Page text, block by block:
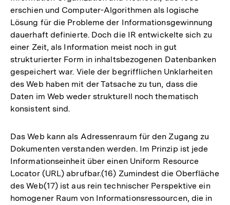
erschien und Computer-Algorithmen als logische
Lösung für die Probleme der Informationsgewinnung
dauerhaft definierte. Doch die IR entwickelte sich zu
einer Zeit, als Information meist noch in gut
strukturierter Form in inhaltsbezogenen Datenbanken
gespeichert war. Viele der begrifflichen Unklarheiten
des Web haben mit der Tatsache zu tun, dass die
Daten im Web weder strukturell noch thematisch
konsistent sind.
Das Web kann als Adressenraum für den Zugang zu
Dokumenten verstanden werden. Im Prinzip ist jede
Informationseinheit über einen Uniform Resource
Locator (URL) abrufbar.(16) Zumindest die Oberfläche
des Web(17) ist aus rein technischer Perspektive ein
homogener Raum von Informationsressourcen, die in